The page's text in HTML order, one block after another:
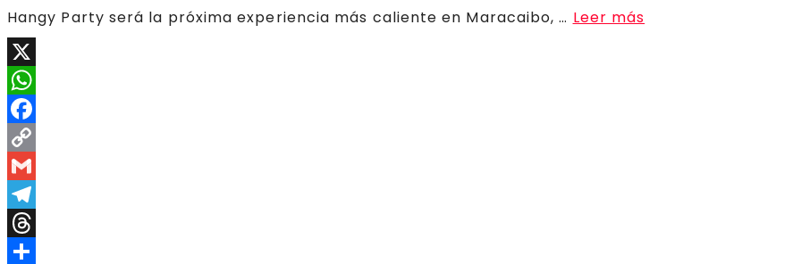
Hangy Party será la próxima experiencia más caliente en Maracaibo, … Leer más
X
WhatsApp
Facebook
Copy
Link
Gmail
Telegram
Threads